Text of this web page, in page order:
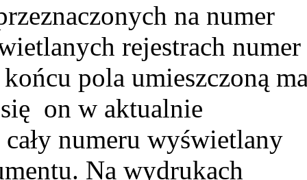
na numer
rejestrach numer
pola umieszczoną
on w aktualnie
numeru wyświetlany
Na wydrukach